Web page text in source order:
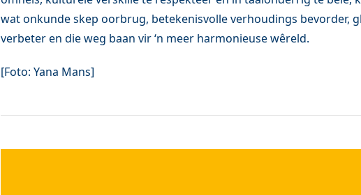
wat onkunde skep oorbrug, betekenisvolle verhoudings bevorder,
verbeter en die weg baan vir ‘n meer harmonieuse wêreld.
[Foto: Yana Mans]